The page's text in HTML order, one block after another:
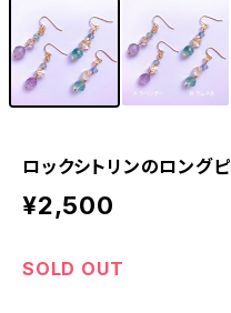
ロックシトリンのロングピ
¥2,500
SOLD OUT